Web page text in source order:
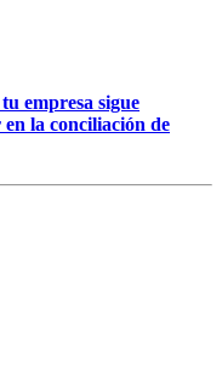
empresa sigue
la conciliación de